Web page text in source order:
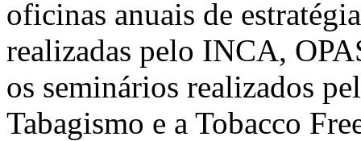
oficinas anuais de
realizadas pelo INCA,
os seminários realizados
Tabagismo e a Tobacco